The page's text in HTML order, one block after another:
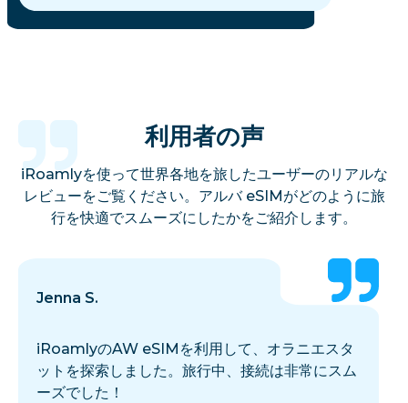
利用者の声
iRoamlyを使って世界各地を旅したユーザーのリアルな
レビューをご覧ください。アルバ eSIMがどのように旅
行を快適でスムーズにしたかをご紹介します。
Jenna S.
iRoamlyのAW eSIMを利用して、オラニエスタ
ットを探索しました。旅行中、接続は非常にスム
ーズでした！